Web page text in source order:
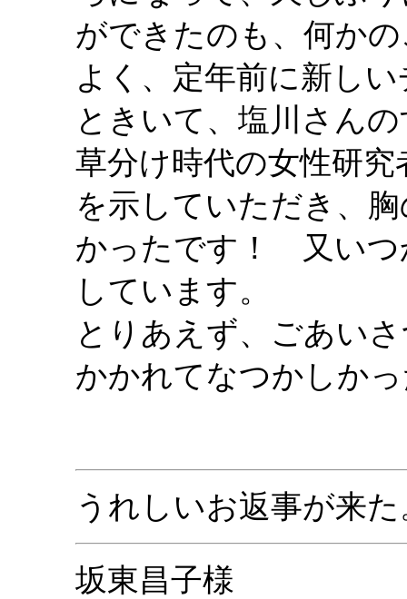
ができたのも、何か
よく、定年前に新し
ときいて、塩川さん
草分け時代の女性研
を示していただき、
かったです！ 又いつ
しています。
とりあえず、ごあい
かかれてなつかしか
うれしいお返事が来た
坂東昌子様